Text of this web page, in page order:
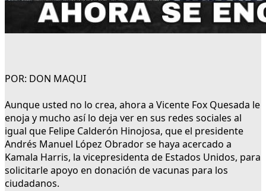
POR: DON MAQUI
Aunque usted no lo crea, ahora a Vicente Fox Quesada le
enoja y mucho así lo deja ver en sus redes sociales al
igual que Felipe Calderón Hinojosa, que el presidente
Andrés Manuel López Obrador se haya acercado a
Kamala Harris, la vicepresidenta de Estados Unidos, para
solicitarle apoyo en donación de vacunas para los
ciudadanos.